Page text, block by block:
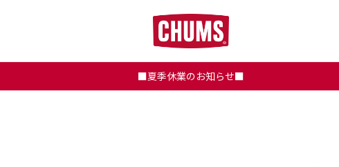
■夏季休業のお知らせ■